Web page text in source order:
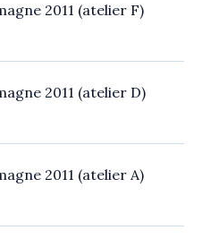
2011 (atelier F)
2011 (atelier D)
2011 (atelier A)